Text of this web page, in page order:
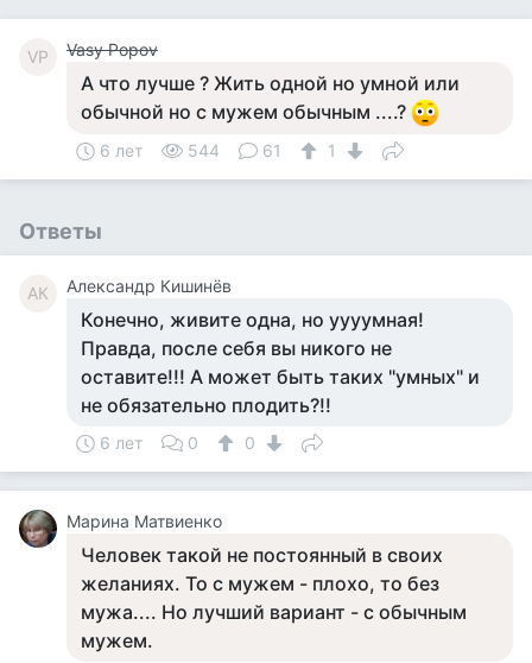
VP Vasy Popov
А что лучше ? Жить одной но умной или
обычной но с мужем обычным ....?
6 лет 544 61 1
Ответы
АК Александр Кишинёв
Конечно, живите одна, но уууумная!
Правда, после себя вы никого не
оставите!!! А может быть таких "умных" и
не обязательно плодить?!!
6 лет 0 0
Марина Матвиенко
Человек такой не постоянный в своих
желаниях. То с мужем - плохо, то без
мужа.... Но лучший вариант - с обычным
мужем.